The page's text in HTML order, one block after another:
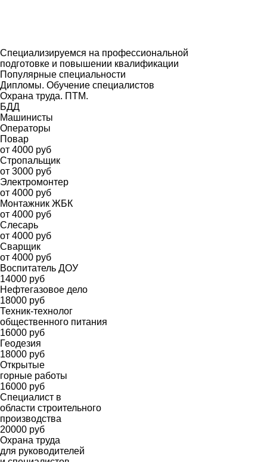
Специализируемся на профессиональной
подготовке и повышении квалификации
Популярные специальности
Дипломы. Обучение специалистов
Охрана труда. ПТМ.
БДД
Машинисты
Операторы
Повар
от 4000 руб
Стропальщик
от 3000 руб
Электромонтер
от 4000 руб
Монтажник ЖБК
от 4000 руб
Слесарь
от 4000 руб
Сварщик
от 4000 руб
Воспитатель ДОУ
14000 руб
Нефтегазовое дело
18000 руб
Техник-технолог
общественного питания
16000 руб
Геодезия
18000 руб
Открытые
горные работы
16000 руб
Специалист в
области строительного
производства
20000 руб
Охрана труда
для руководителей